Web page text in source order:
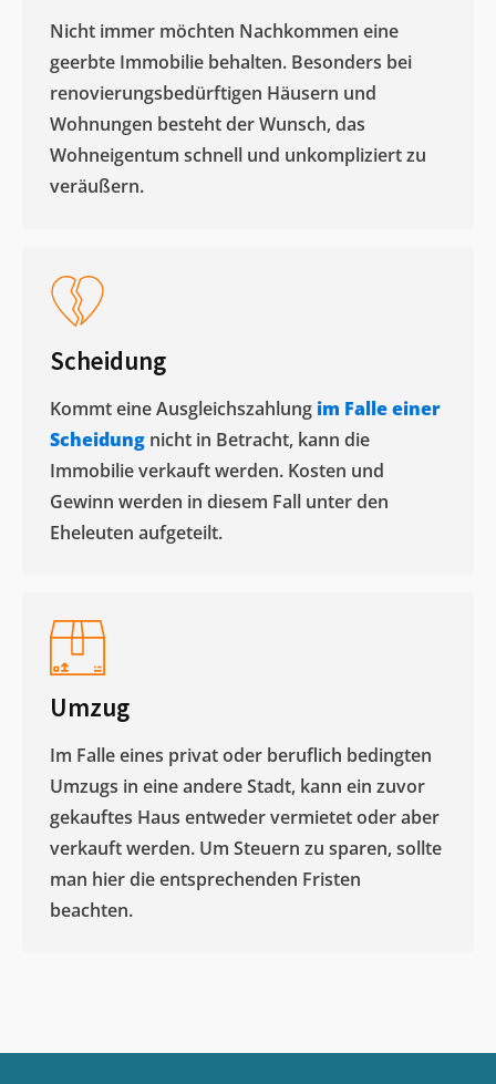
Nicht immer möchten Nachkommen eine
geerbte Immobilie behalten. Besonders bei
renovierungsbedürftigen Häusern und
Wohnungen besteht der Wunsch, das
Wohneigentum schnell und unkompliziert zu
veräußern. ​
Scheidung
Kommt eine Ausgleichszahlung im Falle einer
Scheidung nicht in Betracht, kann die
Immobilie verkauft werden. Kosten und
Gewinn werden in diesem Fall unter den
Eheleuten aufgeteilt.​
Umzug
Im Falle eines privat oder beruflich bedingten
Umzugs in eine andere Stadt, kann ein zuvor
gekauftes Haus entweder vermietet oder aber
verkauft werden. Um Steuern zu sparen, sollte
man hier die entsprechenden Fristen
beachten.